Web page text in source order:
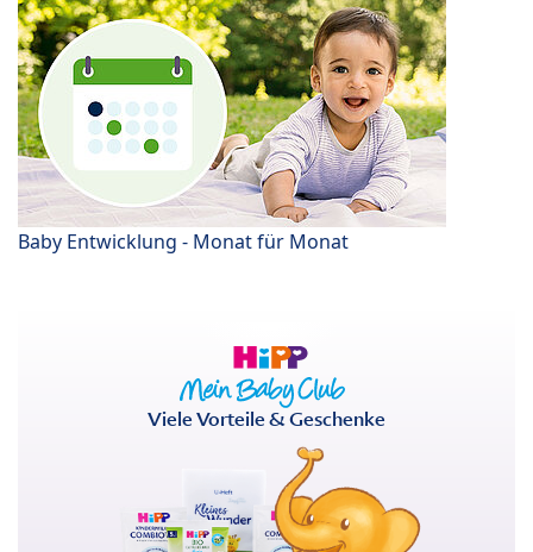
Baby Entwicklung - Monat für Monat
Viele Vorteile & Geschenke